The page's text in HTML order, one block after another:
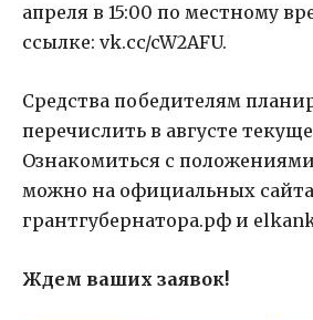
апреля в 15:00 по местному
ссылке: vk.cc/cW2AFU.
Средства победителям
перечислить в августе
Ознакомиться с
можно на официальных
грантгубернатора.рф и
Ждем ваших заявок!